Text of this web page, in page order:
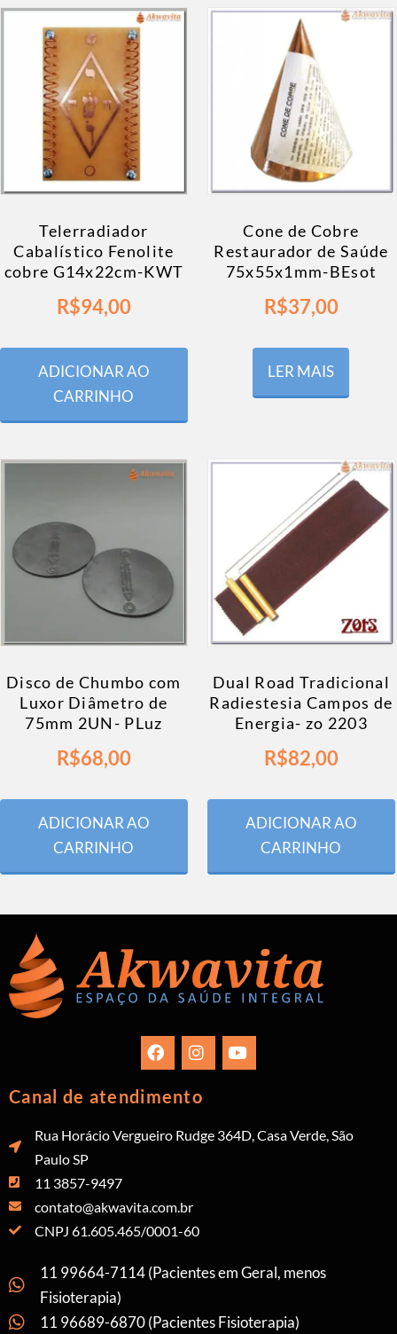
Telerradiador
Cabalístico Fenolite
cobre G14x22cm-KWT
R$94,00
ADICIONAR AO
CARRINHO
Cone de Cobre
Restaurador de Saúde
75x55x1mm-BEsot
R$37,00
LER MAIS
Disco de Chumbo com
Luxor Diâmetro de
75mm 2UN- PLuz
R$68,00
ADICIONAR AO
CARRINHO
Dual Road Tradicional
Radiestesia Campos de
Energia- zo 2203
R$82,00
ADICIONAR AO
CARRINHO
Canal de atendimento
Rua Horácio Vergueiro Rudge 364D, Casa Verde, São
Paulo SP
11 3857-9497
contato@akwavita.com.br
CNPJ 61.605.465/0001-60
11 99664-7114 (Pacientes em Geral, menos
Fisioterapia)
11 96689-6870 (Pacientes Fisioterapia)